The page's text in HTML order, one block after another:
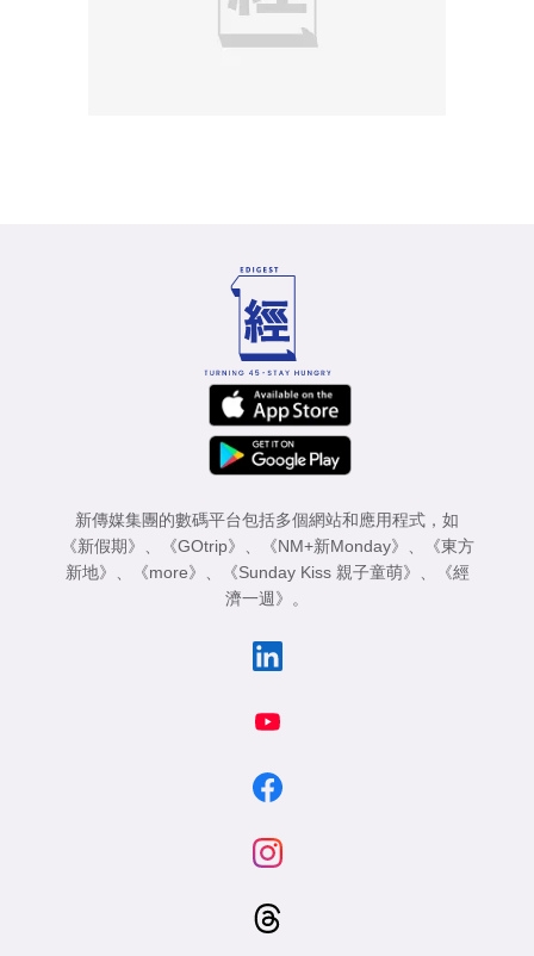
新傳媒集團的數碼平台包括多個網站和應用程式，如
《新假期》 、 《GOtrip》 、 《NM+新Monday》 、
《東方
新地》 、 《more》 、 《Sunday Kiss 親子童萌》 、
《經
濟一週》 。